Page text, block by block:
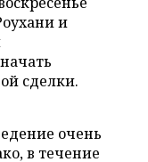
и
сделки.
очень
в течение